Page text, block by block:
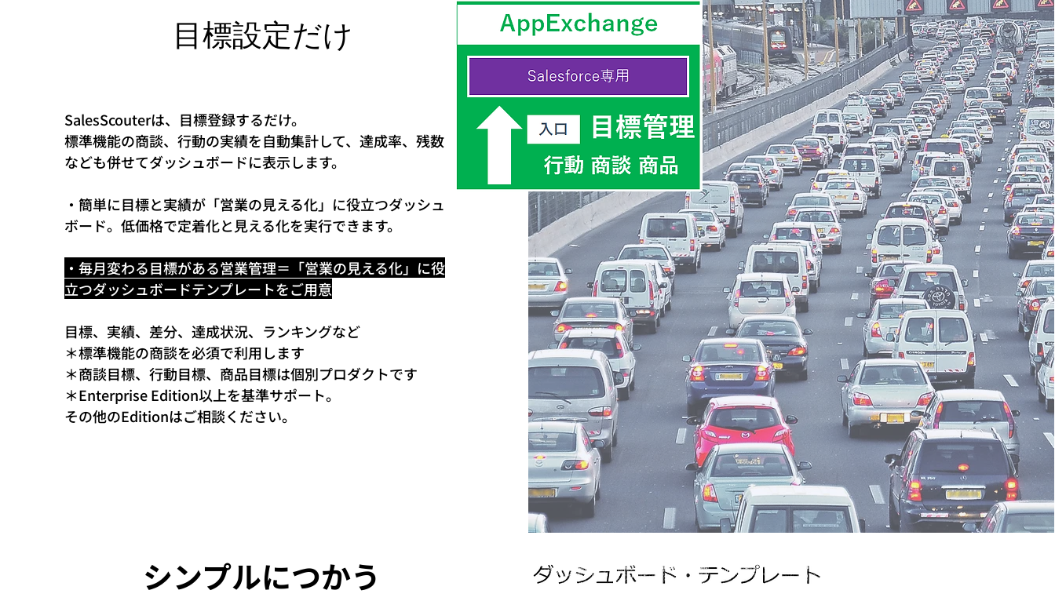
目標設定だけ
SalesScouterは、目標登録するだけ。
標準機能の商談、行動の実績を自動集計して、達成率、残数
なども併せてダッシュボードに表示します。
・簡単に目標と実績が「営業の見える化」に役立つダッシュ
ボード。低価格で定着化と見える化を実行できます。
・毎月変わる目標がある営業管理＝「営業の見える化」に役
立つダッシュボードテンプレートをご用意
目標、実績、差分、達成状況、ランキングなど
​＊標準機能の商談を必須で利用します
​​＊商談目標、行動目標、商品目標は個別プロダクトです
＊Enterprise Edition以上を基準サポート。
​その他のEditionはご相談ください。
シンプルにつかう